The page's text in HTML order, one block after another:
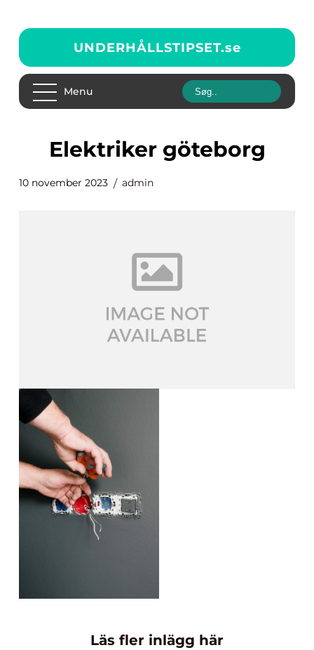
UNDERHÅLLSTIPSET.se
Menu
elektriker göteborg
10 november 2023 admin
Läs fler inlägg här